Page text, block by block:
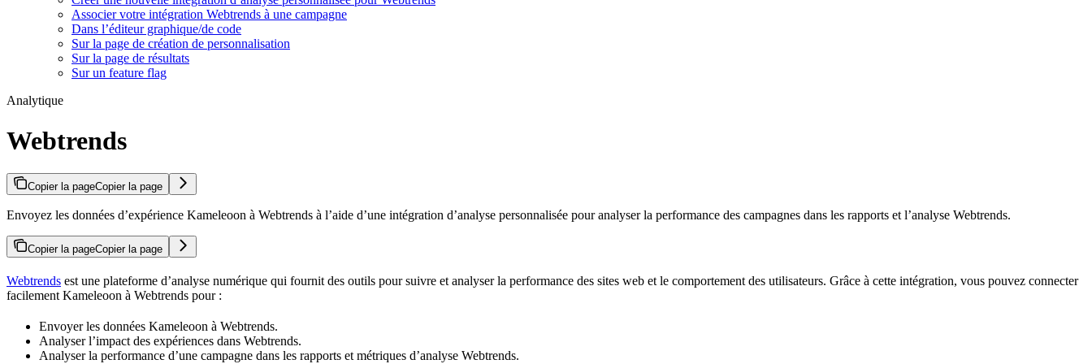
Associer votre intégration Webtrends à une campagne
Dans l’éditeur graphique/de code
Sur la page de création de personnalisation
Sur la page de résultats
Sur un feature flag
Analytique
Webtrends
Copier la pageCopier la page
Envoyez les données d’expérience Kameleoon à Webtrends à l’aide d’une intégration d’analyse personnalisée pour analyser la performance des campagnes dans les rapports et l’analyse Webtrends.
Copier la pageCopier la page
Webtrends est une plateforme d’analyse numérique qui fournit des outils pour suivre et analyser la performance des sites web et le comportement des utilisateurs. Grâce à cette intégration, vous pouvez connecter
facilement Kameleoon à Webtrends pour :
Envoyer les données Kameleoon à Webtrends.
Analyser l’impact des expériences dans Webtrends.
Analyser la performance d’une campagne dans les rapports et métriques d’analyse Webtrends.